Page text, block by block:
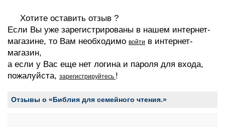
Хотите оставить отзыв ?
Если Вы уже зарегистрированы в нашем интернет-
магазине, то Вам необходимо войти в интернет-
магазин,
а если у Вас еще нет логина и пароля для входа,
пожалуйста, зарегистрируйтесь !
Отзывы о «Библия для семейного чтения.»